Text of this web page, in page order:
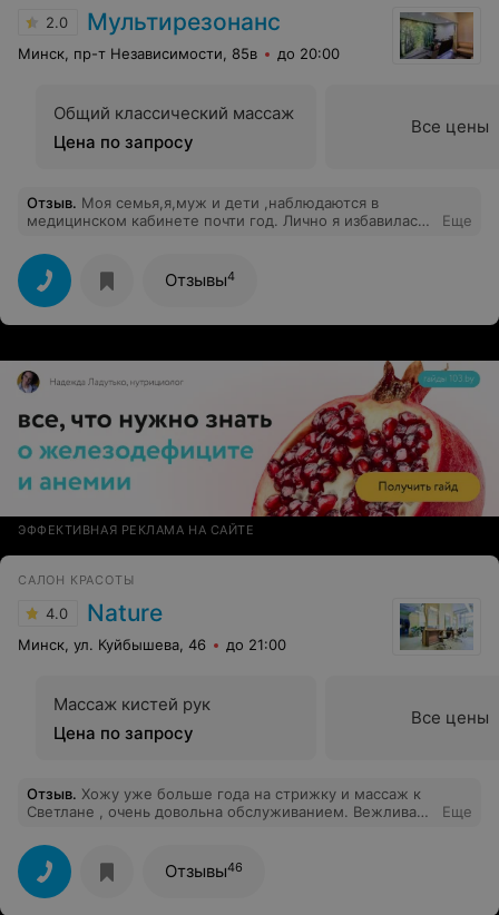
2.0 Мультирезонанс
Минск, пр-т Независимости, 85в до 20:00
Общий классический массаж
Цена по запросу
Все цены
Отзыв. Моя семья,я,муж и дети ,наблюдаются в
медицинском кабинете почти год. Лично я избавилась
анализов и дешёвых таблеток ничего не назначали,
диагноз поставить не смогли. А здесь протестировали
весь организм и сразу все стало на свои места.
Отдельное спасибо врачам Кононовичу Владимиру
Ильичу и Кушнерову Фёдору Александровичу
Еще
Отзывы4
ЭФФЕКТИВНАЯ РЕКЛАМА НА САЙТЕ
САЛОН КРАСОТЫ
4.0 Nature
Минск, ул. Куйбышева, 46 до 21:00
Массаж кистей рук
Цена по запросу
Все цены
Отзыв. Хожу уже больше года на стрижку и массаж к
Светлане , очень довольна обслуживанием. Вежливая
Спасибо большое за внимание и красоту .
Еще
Отзывы46